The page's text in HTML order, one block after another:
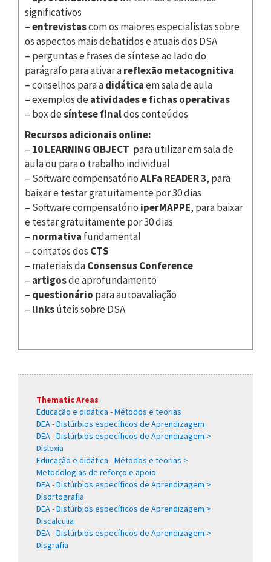
significativos
–entrevistascom os maiores especialistas sobre
os aspectos mais debatidos e atuais dos DSA
– perguntas e frases de síntese ao lado do
parágrafo para ativar areflexão metacognitiva
– conselhos para adidáticaem sala de aula
– exemplos deatividades e fichas operativas
– box desíntese finaldos conteúdos
Recursos adicionais online:
– 10 LEARNING OBJECT para utilizar em sala de
aula ou para o trabalho individual
– Software compensatórioALFa READER 3, para
baixar e testar gratuitamente por 30 dias
– Software compensatório iperMAPPE, para baixar
e testar gratuitamente por 30 dias
– normativa fundamental
– contatos dos CTS
– materiais daConsensus Conference
– artigosde aprofundamento
– questionário para autoavaliação
– linksúteis sobre DSA
Thematic Areas
Educação e didática - Métodos e teorias
DEA - Distúrbios específicos de Aprendizagem
DEA - Distúrbios específicos de Aprendizagem >
Dislexia
Educação e didática - Métodos e teorias >
Metodologias de reforço e apoio
DEA - Distúrbios específicos de Aprendizagem >
Disortografia
DEA - Distúrbios específicos de Aprendizagem >
Discalculia
DEA - Distúrbios específicos de Aprendizagem >
Disgrafia